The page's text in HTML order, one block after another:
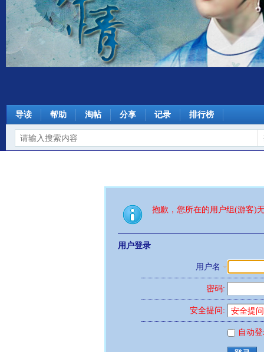
导读 帮助 淘帖 分享 记录 排行榜
抱歉，您所在的用户组(游客)
用户登录
用户名
密码:
安全提问:
自动